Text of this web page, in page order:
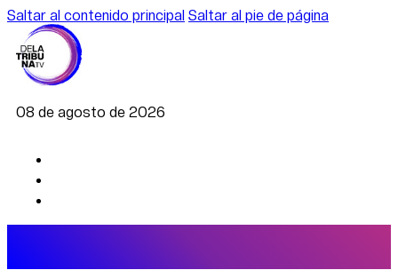
Saltar al contenido principal Saltar al pie de página
08 de agosto de 2026